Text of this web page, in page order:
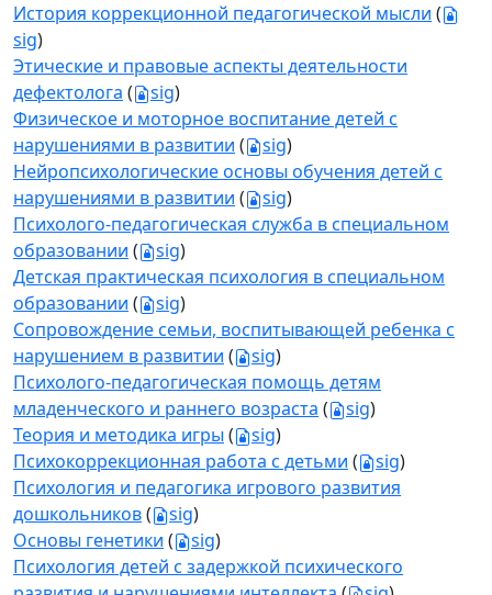
История коррекционной педагогической мысли (
sig)
Этические и правовые аспекты деятельности
дефектолога ( sig)
Физическое и моторное воспитание детей с
нарушениями в развитии ( sig)
Нейропсихологические основы обучения детей с
нарушениями в развитии ( sig)
Психолого-педагогическая служба в специальном
образовании ( sig)
Детская практическая психология в специальном
образовании ( sig)
Сопровождение семьи, воспитывающей ребенка с
нарушением в развитии ( sig)
Психолого-педагогическая помощь детям
младенческого и раннего возраста ( sig)
Теория и методика игры ( sig)
Психокоррекционная работа с детьми ( sig)
Психология и педагогика игрового развития
дошкольников( sig)
Основы генетики ( sig)
Психология детей с задержкой психического